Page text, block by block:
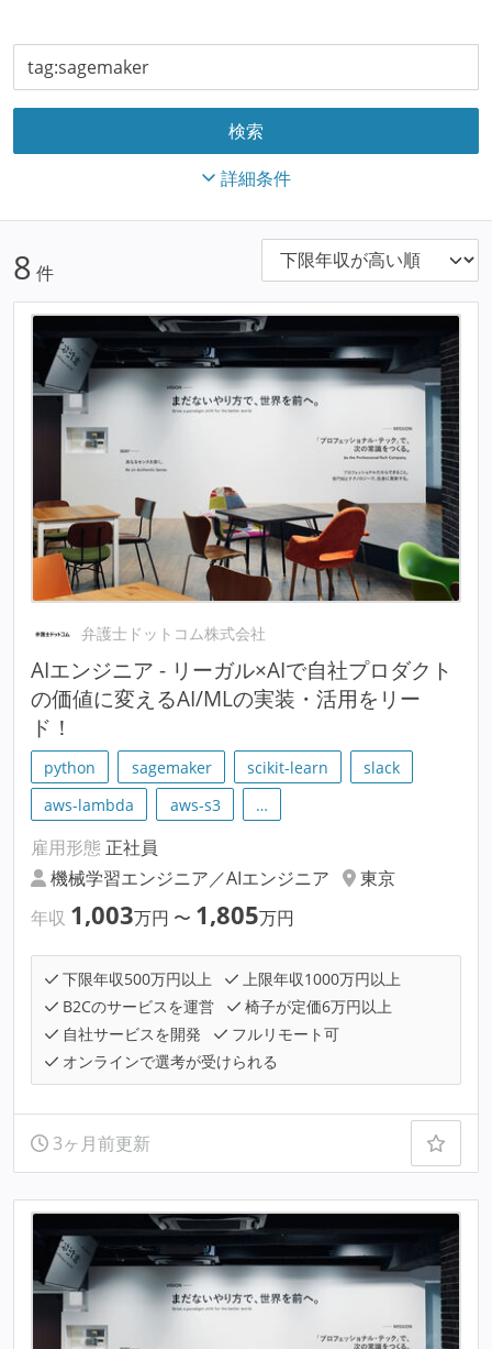
詳細条件
8 件
弁護士ドットコム株式会社
AIエンジニア - リーガル×AIで自社プロダクト
の価値に変えるAI/MLの実装・活用をリー
ド！
python sagemaker scikit-learn
slack
aws-lambda
aws-s3 …
雇用形態 正社員
機械学習エンジニア／AIエンジニア
東京
年収 1,003万円 〜 1,805万円
下限年収500万円以上
上限年収1000万円以上
B2Cのサービスを運営
椅子が定価6万円以上
自社サービスを開発
フルリモート可
オンラインで選考が受けられる
3ヶ月前更新